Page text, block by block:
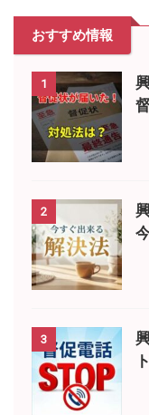
おすすめ情報
1
2
3